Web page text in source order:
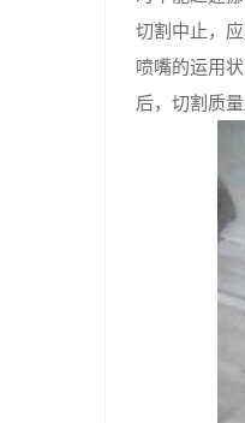
切割中止，
喷嘴的运用
后，切割质